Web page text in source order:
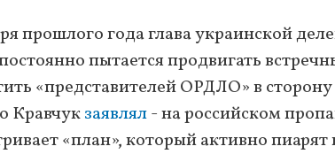
прошлого года глава украинской
пытается продвигать
«представителей ОРДЛО» в
Кравчукзаявлял- на российском
«план», который активно